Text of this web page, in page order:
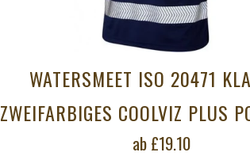
WATERSMEET ISO 20471
ZWEIFARBIGES COOLVIZ PLUS
ab£19.10